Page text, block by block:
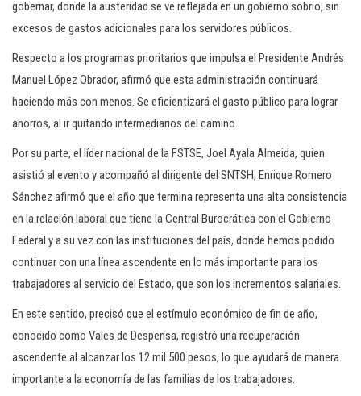
gobernar, donde la austeridad se ve reflejada en un gobierno sobrio, sin
excesos de gastos adicionales para los servidores públicos.
Respecto a los programas prioritarios que impulsa el Presidente Andrés
Manuel López Obrador, afirmó que esta administración continuará
haciendo más con menos. Se eficientizará el gasto público para lograr
ahorros, al ir quitando intermediarios del camino.
Por su parte, el líder nacional de la FSTSE, Joel Ayala Almeida, quien
asistió al evento y acompañó al dirigente del SNTSH, Enrique Romero
Sánchez afirmó que el año que termina representa una alta consistencia
en la relación laboral que tiene la Central Burocrática con el Gobierno
Federal y a su vez con las instituciones del país, donde hemos podido
continuar con una línea ascendente en lo más importante para los
trabajadores al servicio del Estado, que son los incrementos salariales.
En este sentido, precisó que el estímulo económico de fin de año,
conocido como Vales de Despensa, registró una recuperación
ascendente al alcanzar los 12 mil 500 pesos, lo que ayudará de manera
importante a la economía de las familias de los trabajadores.